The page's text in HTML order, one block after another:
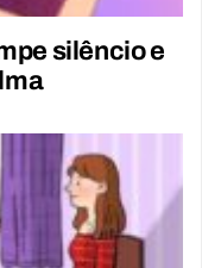
silêncio e